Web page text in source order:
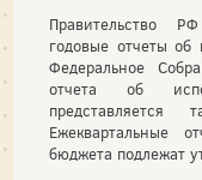
Правительство
годовые отчеты
Федеральное
отчета об
Ежеквартальные
бюджета подлежат